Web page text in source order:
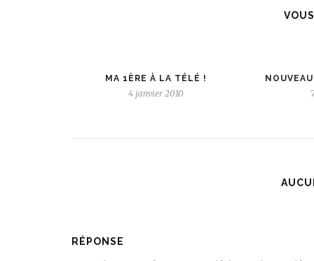
MA 1ÈRE À LA TÉLÉ !
4 janvier 2010
RÉPONSE